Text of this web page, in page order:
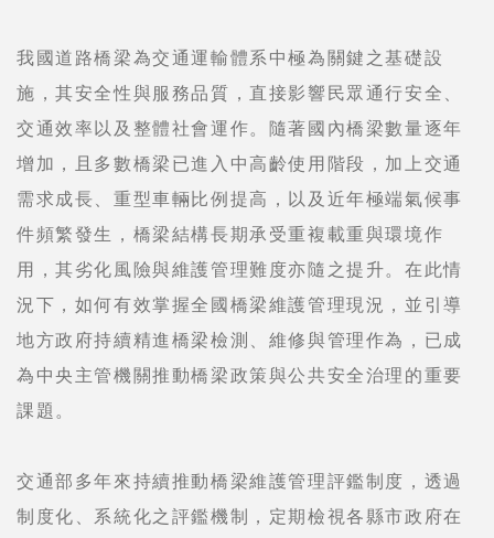
我國道路橋梁為交通運輸體系中極為關鍵之基礎設
施，其安全性與服務品質，直接影響民眾通行安全、
交通效率以及整體社會運作。隨著國內橋梁數量逐年
增加，且多數橋梁已進入中高齡使用階段，加上交通
需求成長、重型車輛比例提高，以及近年極端氣候事
件頻繁發生，橋梁結構長期承受重複載重與環境作
用，其劣化風險與維護管理難度亦隨之提升。在此情
況下，如何有效掌握全國橋梁維護管理現況，並引導
地方政府持續精進橋梁檢測、維修與管理作為，已成
為中央主管機關推動橋梁政策與公共安全治理的重要
課題。
交通部多年來持續推動橋梁維護管理評鑑制度，透過
制度化、系統化之評鑑機制，定期檢視各縣市政府在